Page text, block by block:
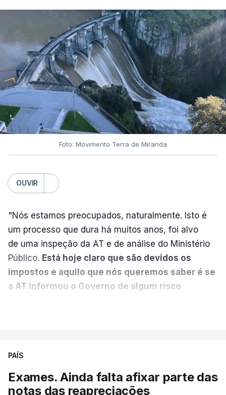
ARTIGOS RELACIONADOS
Nova polémica com Luís
Neves. Ministro nega
favorecimento a construtora
DST
7 Agosto 2026, 20:28
Diretor financeiro da PJ
nega que Construbarcelos
tenha feito obras na casa
onde vive
atualizado 7 Agosto 2026, 15:56
Foto: Movimento Terra de Miranda
OUVIR
"Nós estamos preocupados, naturalmente. Isto é
um processo que dura há muitos anos, foi alvo
de uma inspeção da AT e de análise do Ministério
Público. Está hoje claro que são devidos os
impostos e aquilo que nós queremos saber é se
a AT informou o Governo de algum risco
risco de caducidade dos 335,2 milhões euros
barragens transmontanas vendidas pela EDP à
PAÍS
Exames. Ainda falta afixar parte das
notas das reapreciações